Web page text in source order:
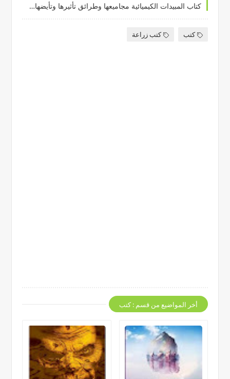
كتاب المبيدات الكيميائية مجاميعها وطرائق تأثيرها وتأيضها في الكائنات والبيئة
كتب كتب زراعة
أخر المواضيع من قسم : كتب